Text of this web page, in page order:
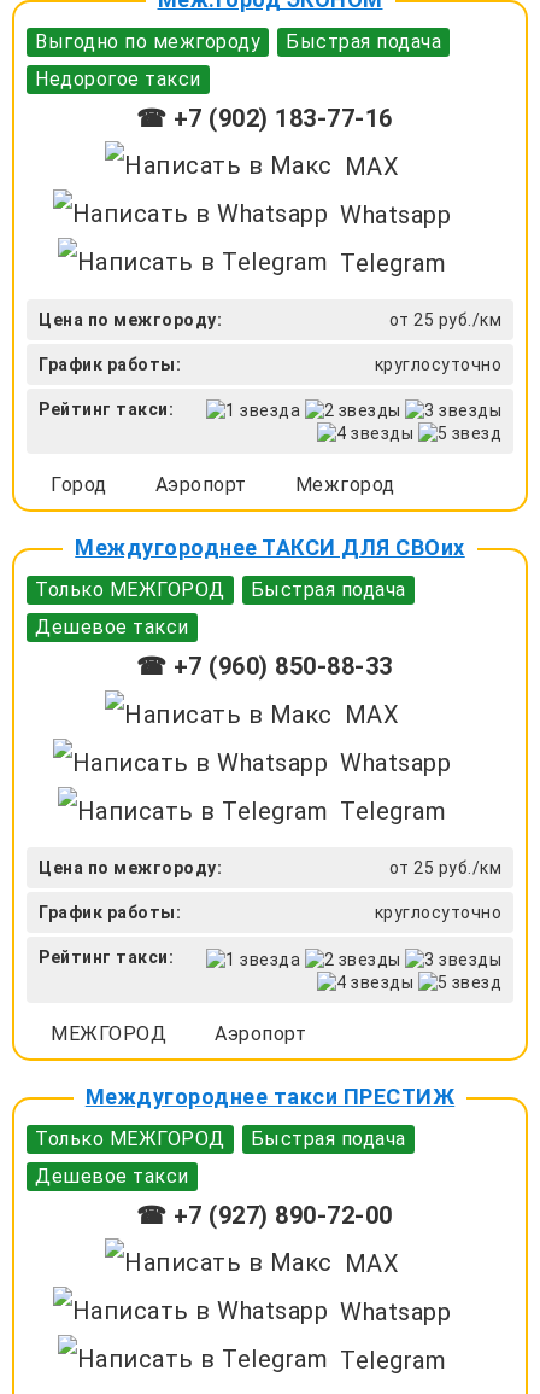
Выгодно по межгороду
Быстрая подача
Недорогое такси
☎ +7 (902) 183-77-16
MAX
Whatsapp
Telegram
Цена по межгороду: от 25 руб./км
График работы: круглосуточно
Рейтинг такси:
Город Аэропорт Межгород
Междугороднее ТАКСИ ДЛЯ СВОих
Только МЕЖГОРОД
Быстрая подача
Дешевое такси
☎ +7 (960) 850-88-33
MAX
Whatsapp
Telegram
Цена по межгороду: от 25 руб./км
График работы: круглосуточно
Рейтинг такси:
МЕЖГОРОД Аэропорт
Междугороднее такси ПРЕСТИЖ
Только МЕЖГОРОД
Быстрая подача
Дешевое такси
☎ +7 (927) 890-72-00
MAX
Whatsapp
Telegram